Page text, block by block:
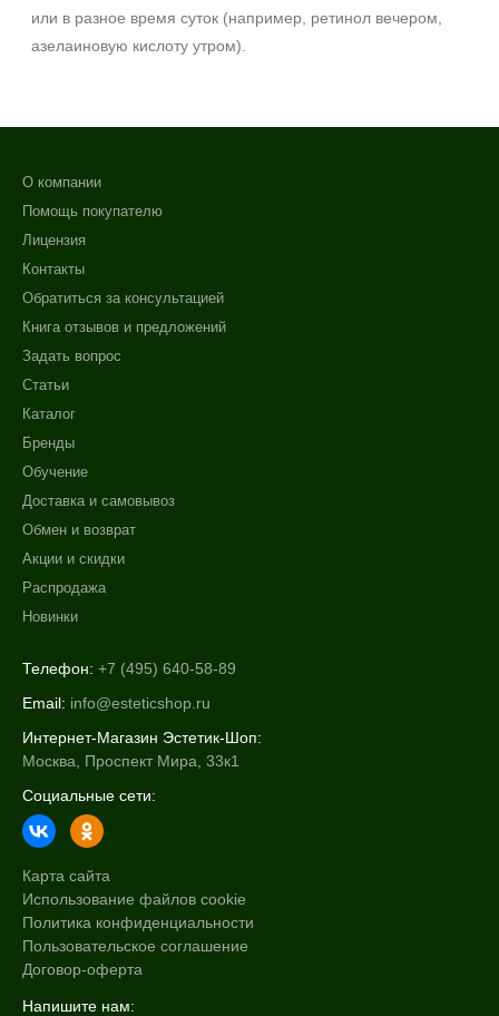
или в разное время суток (например, ретинол вечером,
азелаиновую кислоту утром).
О компании
Помощь покупателю
Лицензия
Контакты
Обратиться за консультацией
Книга отзывов и предложений
Задать вопрос
Статьи
Каталог
Бренды
Обучение
Доставка и самовывоз
Обмен и возврат
Акции и скидки
Распродажа
Новинки
Телефон: +7 (495) 640-58-89
Email: info@esteticshop.ru
Интернет-Магазин Эстетик-Шоп:
Москва, Проспект Мира, 33к1
Социальные сети:
Карта сайта
Использование файлов cookie
Политика конфиденциальности
Пользовательское соглашение
Договор-оферта
Напишите нам: